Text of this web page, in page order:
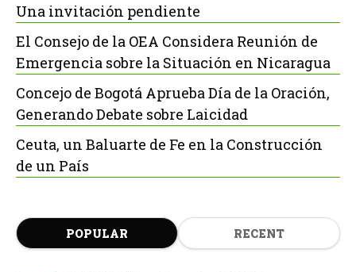
Una invitación pendiente
El Consejo de la OEA Considera Reunión de
Emergencia sobre la Situación en Nicaragua
Concejo de Bogotá Aprueba Día de la Oración,
Generando Debate sobre Laicidad
Ceuta, un Baluarte de Fe en la Construcción
de un País
POPULAR RECENT